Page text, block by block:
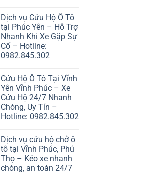
Dịch vụ Cứu Hộ Ô Tô
tại Phúc Yên – Hỗ Trợ
Nhanh Khi Xe Gặp Sự
Cố – Hotline:
0982.845.302
Cứu Hộ Ô Tô Tại Vĩnh
Yên Vĩnh Phúc – Xe
Cứu Hộ 24/7 Nhanh
Chóng, Uy Tín –
Hotline: 0982.845.302
Dịch vụ cứu hộ chở ô
tô tại Vĩnh Phúc, Phú
Thọ – Kéo xe nhanh
chóng, an toàn 24/7